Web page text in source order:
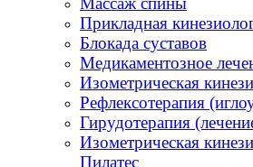
Прикладная
Блокада суставов
Медикаментозное
Изометрическая
Рефлексотерапия
Гирудотерапия
Изометрическая
Пилатес